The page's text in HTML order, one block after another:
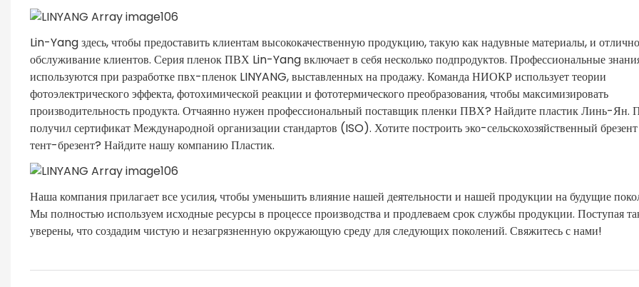
Lin-Yang здесь, чтобы предоставить клиентам высококачественную продукцию, такую ​​как надувные материалы, и
обслуживание клиентов. Серия пленок ПВХ Lin-Yang включает в себя несколько подпродуктов. Профессиональные
используются при разработке пвх-пленок LINYANG, выставленных на продажу. Команда НИОКР использует теории
фотоэлектрического эффекта, фотохимической реакции и фототермического преобразования, чтобы максимизировать
производительность продукта. Отчаянно нужен профессиональный поставщик пленки ПВХ? Найдите пластик Линь-Ян.
получил сертификат Международной организации стандартов (ISO). Хотите построить эко-сельскохозяйственный
тент-брезент? Найдите нашу компанию Пластик.
Наша компания прилагает все усилия, чтобы уменьшить влияние нашей деятельности и нашей продукции на будущие
Мы полностью используем исходные ресурсы в процессе производства и продлеваем срок службы продукции. Поступая
уверены, что создадим чистую и незагрязненную окружающую среду для следующих поколений. Свяжитесь с нами!